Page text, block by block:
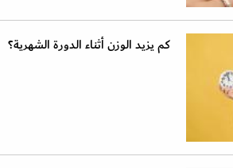
كم يزيد الوزن أثناء الدورة الشهرية؟